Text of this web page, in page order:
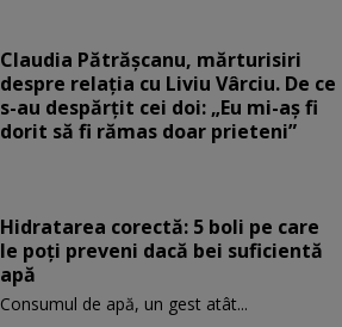
Claudia Pătrășcanu, mărturisiri
despre relația cu Liviu Vârciu. De ce
s-au despărțit cei doi: „Eu mi-aș fi
dorit să fi rămas doar prieteni”
Hidratarea corectă: 5 boli pe care
le poți preveni dacă bei suficientă
apă
Consumul de apă, un gest atât...